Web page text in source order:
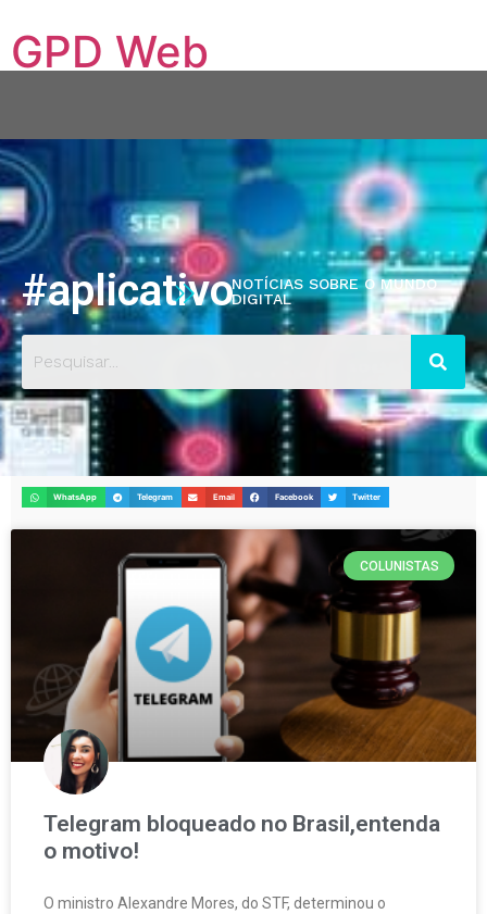
GPD Web
Quem Somos Serviços
Hospedagem VPS
Blog
Contato Portfólio
#aplicativoNOTÍCIAS SOBRE O MUNDO
DIGITAL
WhatsApp Telegram Email Facebook Twitter
COLUNISTAS
Telegram bloqueado no Brasil,entenda
o motivo!
O ministro Alexandre Mores, do STF, determinou o